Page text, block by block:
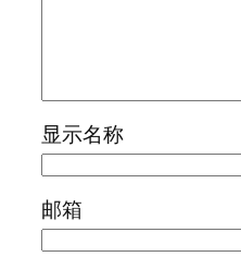
显示名称
邮箱